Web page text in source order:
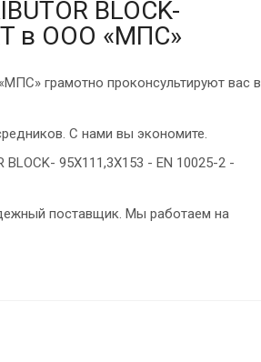
BLOCK-
в ООО «МПС»
грамотно проконсультируют вас в
С нами вы экономите.
95X111,3X153 - EN 10025-2 -
поставщик. Мы работаем на